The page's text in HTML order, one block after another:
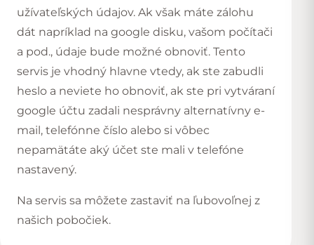
užívateľských údajov. Ak však máte zálohu
dát napríklad na google disku, vašom počítači
a pod., údaje bude možné obnoviť. Tento
servis je vhodný hlavne vtedy, ak ste zabudli
heslo a neviete ho obnoviť, ak ste pri vytváraní
google účtu zadali nesprávny alternatívny e-
mail, telefónne číslo alebo si vôbec
nepamätáte aký účet ste mali v telefóne
nastavený.
Na servis sa môžete zastaviť na ľubovoľnej z
našich pobočiek.